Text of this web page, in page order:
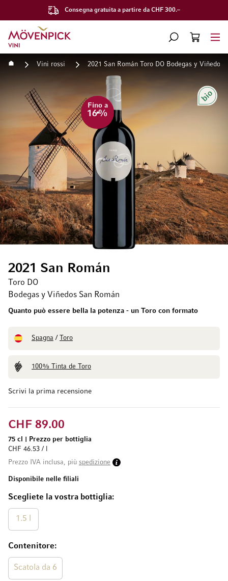
Consegna gratuita a partire da CHF 300.–
Vai alla Home Page
CERCA
CART
Home Vini rossi 2021 San Román Toro DO Bodegas y Viñedos
Scrivi la prima recensione
Bio
Fino a
16%
2021 San Román
Toro DO
Bodegas y Viñedos San Román
Quanto può essere bella la potenza - un Toro con formato
Spagna / Toro
100% Tinta de Toro
Scegliete la vostra bottiglia
1.5 l
Contenitore
Scatola da 6
CHF 89.00
75 cl
Prezzo per bottiglia
CHF 46.53 / l
Prezzo IVA inclusa, più spedizione
Disponibile nelle filiali
Vai alla fine della galleria di immagini